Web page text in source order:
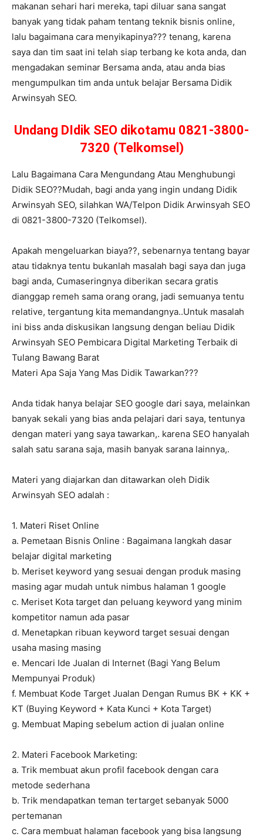
makanan sehari hari mereka, tapi diluar sana sangat
banyak yang tidak paham tentang teknik bisnis online,
lalu bagaimana cara menyikapinya??? tenang, karena
saya dan tim saat ini telah siap terbang ke kota anda, dan
mengadakan seminar Bersama anda, atau anda bias
mengumpulkan tim anda untuk belajar Bersama Didik
Arwinsyah SEO.
Undang DIdik SEO dikotamu 0821-3800-
7320 (Telkomsel)
Lalu Bagaimana Cara Mengundang Atau Menghubungi
Didik SEO??Mudah, bagi anda yang ingin undang Didik
Arwinsyah SEO, silahkan WA/Telpon Didik Arwinsyah SEO
di 0821-3800-7320 (Telkomsel).
Apakah mengeluarkan biaya??, sebenarnya tentang bayar
atau tidaknya tentu bukanlah masalah bagi saya dan juga
bagi anda, Cumaseringnya diberikan secara gratis
dianggap remeh sama orang orang, jadi semuanya tentu
relative, tergantung kita memandangnya..Untuk masalah
ini biss anda diskusikan langsung dengan beliau Didik
Arwinsyah SEO Pembicara Digital Marketing Terbaik di
Tulang Bawang Barat
Materi Apa Saja Yang Mas Didik Tawarkan???
Anda tidak hanya belajar SEO google dari saya, melainkan
banyak sekali yang bias anda pelajari dari saya, tentunya
dengan materi yang saya tawarkan,. karena SEO hanyalah
salah satu sarana saja, masih banyak sarana lainnya,.
Materi yang diajarkan dan ditawarkan oleh Didik
Arwinsyah SEO adalah :
1. Materi Riset Online
a. Pemetaan Bisnis Online : Bagaimana langkah dasar
belajar digital marketing
b. Meriset keyword yang sesuai dengan produk masing
masing agar mudah untuk nimbus halaman 1 google
c. Meriset Kota target dan peluang keyword yang minim
kompetitor namun ada pasar
d. Menetapkan ribuan keyword target sesuai dengan
usaha masing masing
e. Mencari Ide Jualan di Internet (Bagi Yang Belum
Mempunyai Produk)
f. Membuat Kode Target Jualan Dengan Rumus BK + KK +
KT (Buying Keyword + Kata Kunci + Kota Target)
g. Membuat Maping sebelum action di jualan online
2. Materi Facebook Marketing:
a. Trik membuat akun profil facebook dengan cara
metode sederhana
b. Trik mendapatkan teman tertarget sebanyak 5000
pertemanan
c. Cara membuat halaman facebook yang bisa langsung